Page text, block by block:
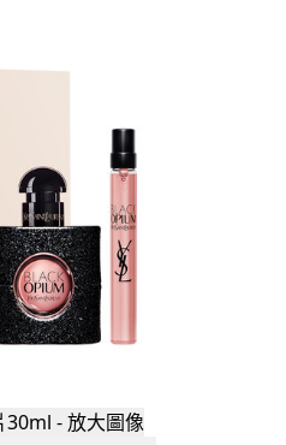
30ml - 放大圖像